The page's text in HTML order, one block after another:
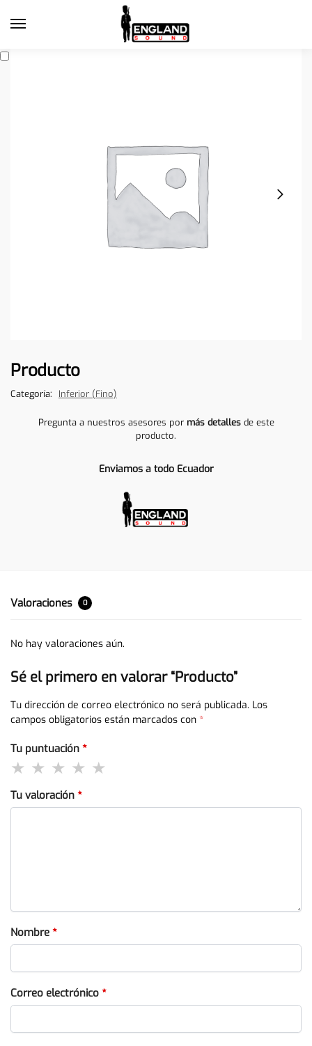
Producto
Categoría: Inferior (Fino)
Pregunta a nuestros asesores por más detallesde este
producto.
Enviamos a todo Ecuador
Valoraciones 0
No hay valoraciones aún.
Sé el primero en valorar “Producto”
Tu dirección de correo electrónico no será publicada. Los
campos obligatorios están marcados con *
Tu puntuación *
Tu valoración *
Nombre *
Correo electrónico *